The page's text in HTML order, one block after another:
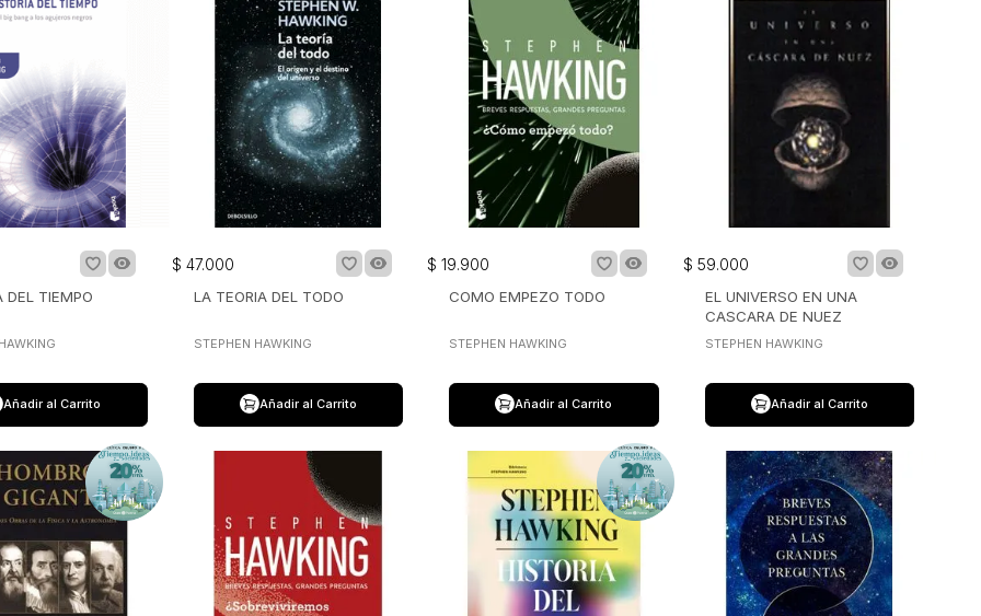
DEL TIEMPO
Añadir al Carrito
$ 47.000
LA TEORIA DEL TODO
STEPHEN HAWKING
Añadir al Carrito
$ 19.900
COMO EMPEZO TODO
STEPHEN HAWKING
Añadir al Carrito
$ 59.000
EL UNIVERSO EN UNA
CASCARA DE NUEZ
STEPHEN HAWKING
Añadir al Carrito